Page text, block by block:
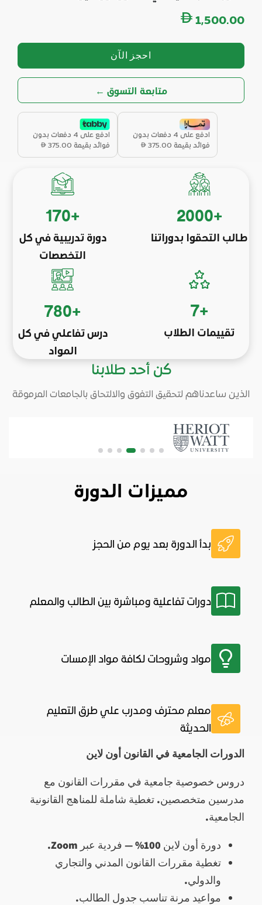
1,500.00
احجز الآن
← متابعة التسوق
ادفع على 4 دفعات بدون
فوائد بقيمة 375.00
ادفع على 4 دفعات بدون
فوائد بقيمة 375.00
+
2000
طـالب التحقوا بدوراتنا
+
170
دورة تدريبية في كل
التخصصات
+
7
تقييمات الطلاب
+
780
درس تفاعلي في كل
المواد
كن أحد طلابنا
الذين ساعدناهم لتحقيق التفوق والالتحاق بالجامعات المرموقة
مميزات الدورة
بدأ الدورة بعد يوم من الحجز
دورات تفاعلية ومباشرة بين الطالب والمعلم
مواد وشروحات لكافة مواد الإمسات
معلم محترف ومدرب علي طرق التعليم
الحديثة
الدورات الجامعية في القانون أون لاين
دروس خصوصية جامعية في مقررات القانون مع
مدرسين متخصصين. تغطية شاملة للمناهج القانونية
الجامعية.
دورة أون لاين 100% — فردية عبر Zoom.
تغطية مقررات القانون المدني والتجاري
والدولي.
مواعيد مرنة تناسب جدول الطالب.